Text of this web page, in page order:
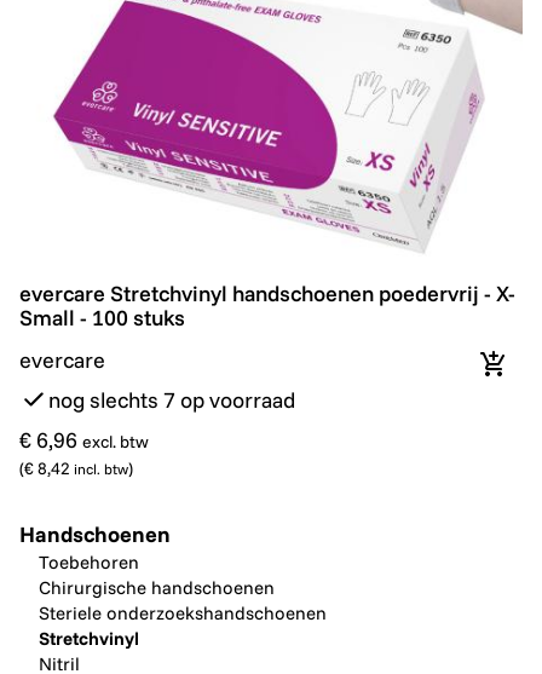
evercare Stretchvinyl handschoenen poedervrij - X-
evercare Stretchvinyl handschoenen poedervrij - X-
Small - 100 stuks
evercare
nog slechts 7 op voorraad
€ 6,96 excl. btw
(€ 8,42 incl. btw)
In
Handschoenen
Toebehoren
Chirurgische handschoenen
Steriele onderzoekshandschoenen
Stretchvinyl
Nitril